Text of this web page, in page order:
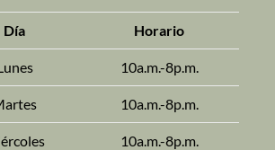
Día Horario
10a.m.-8p.m.
10a.m.-8p.m.
10a.m.-8p.m.